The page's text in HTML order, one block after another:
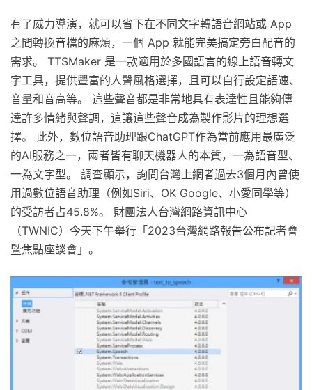
有了威力導演，就可以省下在不同文字轉語音網站或 App
之間轉換音檔的麻煩，一個 App 就能完美搞定旁白配音的
需求。 TTSMaker 是一款適用於多國語言的線上語音轉文
字工具，提供豐富的人聲風格選擇，且可以自行設定語速、
音量和音高等。 這些聲音都是非常地具有表達性且能夠傳
達許多情緒與聲調，這讓這些聲音成為製作影片的理想選
擇。 此外，數位語音助理跟ChatGPT作為當前應用最廣泛
的AI服務之一，兩者皆有聊天機器人的本質，一為語音型、
一為文字型。 調查顯示，詢問台灣上網者過去3個月內曾使
用過數位語音助理（例如Siri、OK Google、小愛同學等）
的受訪者占45.8%。 財團法人台灣網路資訊中心
（TWNIC）今天下午舉行「2023台灣網路報告公布記者會
暨焦點座談會」。